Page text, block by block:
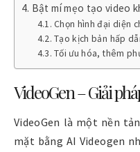
Bật mí mẹo tạo video
Chọn hình đại diện
Tạo kịch bản hấp
Tối ưu hóa, thêm
VideoGen – Giải
VideoGen là một nền
mặt bằng AI Videogen